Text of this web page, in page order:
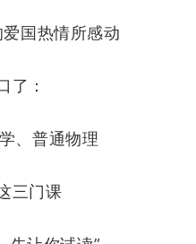
国热情所感动
了：
、普通物理
三门课